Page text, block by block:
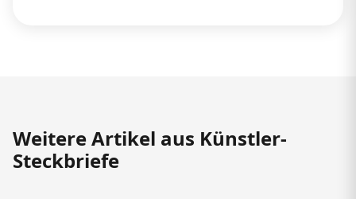
Weitere Artikel aus Künstler-
Steckbriefe